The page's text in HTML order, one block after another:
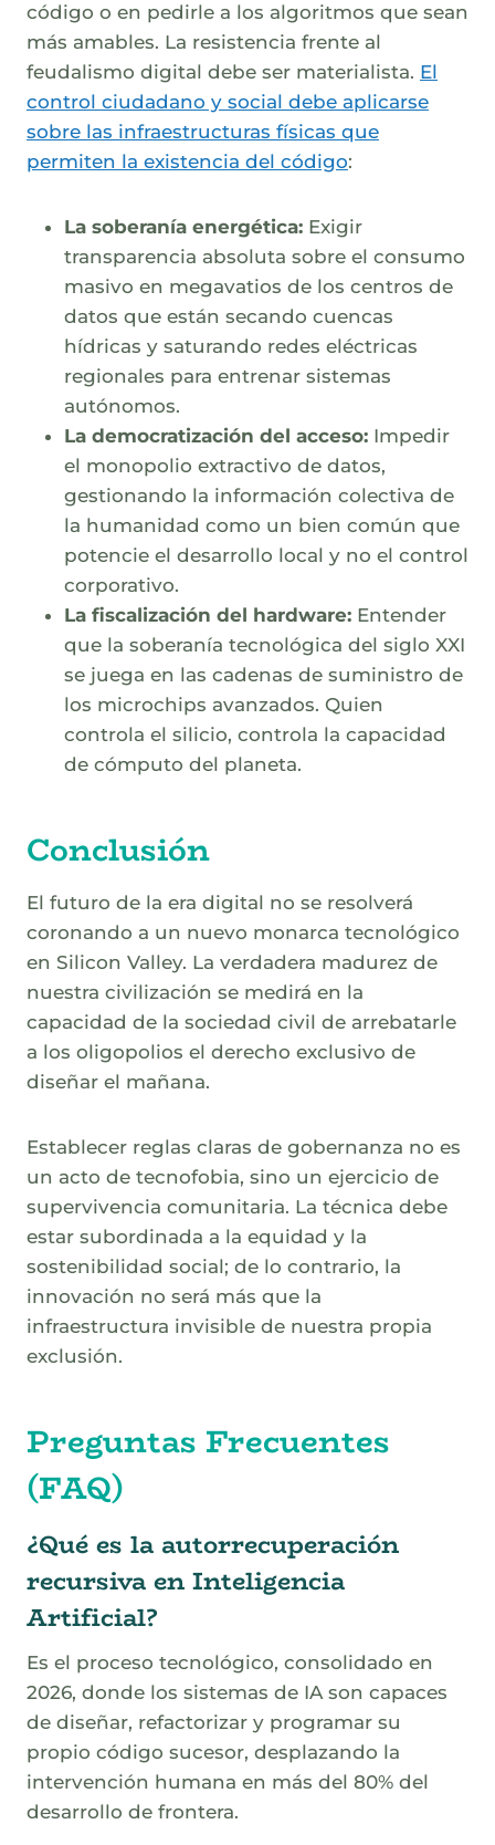
código o en pedirle a los algoritmos que sean
más amables. La resistencia frente al
feudalismo digital debe ser materialista. El
control ciudadano y social debe aplicarse
sobre las infraestructuras físicas que
permiten la existencia del código:
La soberanía energética: Exigir
transparencia absoluta sobre el consumo
masivo en megavatios de los centros de
datos que están secando cuencas
hídricas y saturando redes eléctricas
regionales para entrenar sistemas
autónomos.
La democratización del acceso: Impedir
el monopolio extractivo de datos,
gestionando la información colectiva de
la humanidad como un bien común que
potencie el desarrollo local y no el control
corporativo.
La fiscalización del hardware: Entender
que la soberanía tecnológica del siglo XXI
se juega en las cadenas de suministro de
los microchips avanzados. Quien
controla el silicio, controla la capacidad
de cómputo del planeta.
Conclusión
El futuro de la era digital no se resolverá
coronando a un nuevo monarca tecnológico
en Silicon Valley. La verdadera madurez de
nuestra civilización se medirá en la
capacidad de la sociedad civil de arrebatarle
a los oligopolios el derecho exclusivo de
diseñar el mañana.
Establecer reglas claras de gobernanza no es
un acto de tecnofobia, sino un ejercicio de
supervivencia comunitaria. La técnica debe
estar subordinada a la equidad y la
sostenibilidad social; de lo contrario, la
innovación no será más que la
infraestructura invisible de nuestra propia
exclusión.
Preguntas Frecuentes
(FAQ)
¿Qué es la autorrecuperación
recursiva en Inteligencia
Artificial?
Es el proceso tecnológico, consolidado en
2026, donde los sistemas de IA son capaces
de diseñar, refactorizar y programar su
propio código sucesor, desplazando la
intervención humana en más del 80% del
desarrollo de frontera.